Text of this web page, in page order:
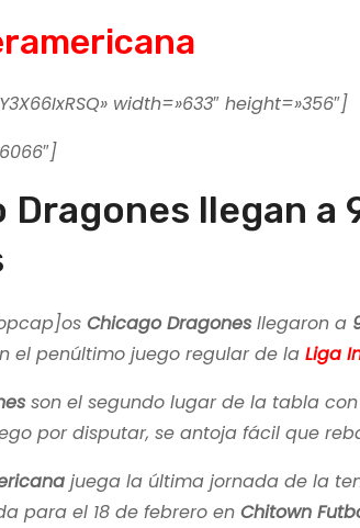
width=»633″ height=»356″]
Dragones llegan a
Chicago Dragonesllegaron a
el penúltimo juego regular de la Liga
son el segundo lugar de la tabla
por disputar, se antoja fácil que
juega la última jornada de la
para el 18 de febrero en Chitown